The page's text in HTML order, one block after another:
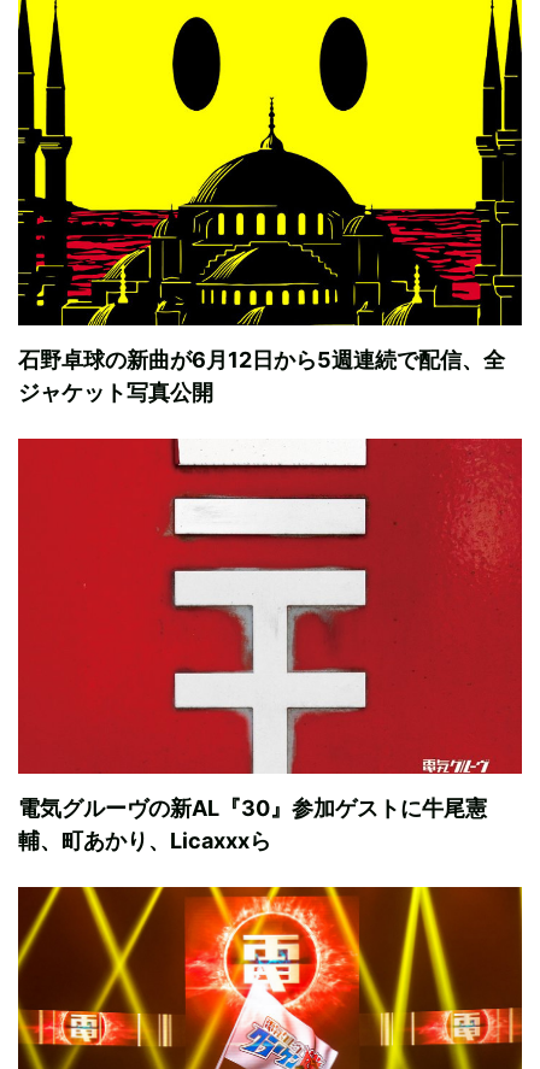
石野卓球の新曲が6月12日から5週連続で配信、全
ジャケット写真公開
電気グルーヴの新AL『30』参加ゲストに牛尾憲
輔、町あかり、Licaxxxら